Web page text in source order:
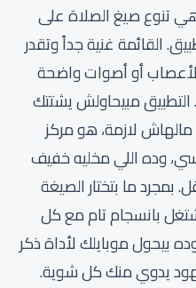
تنوع صيغ الصلاة على
القائمة غنية جداً وتقدر
أو أصوات واضحة
مبيحاولش يشتتك
مالهاش لازمة، هو مركز
وده اللي مخليه خفيف
بمجرد ما بتختار الصيغة
تشتغل بانسجام تام مع كل
بيحول موبايلك لأداة ذكر
يدوي منك كل شوية.